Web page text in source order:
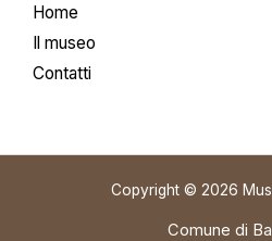
Home
Il museo
Contatti
Copyright © 2026
Comune di